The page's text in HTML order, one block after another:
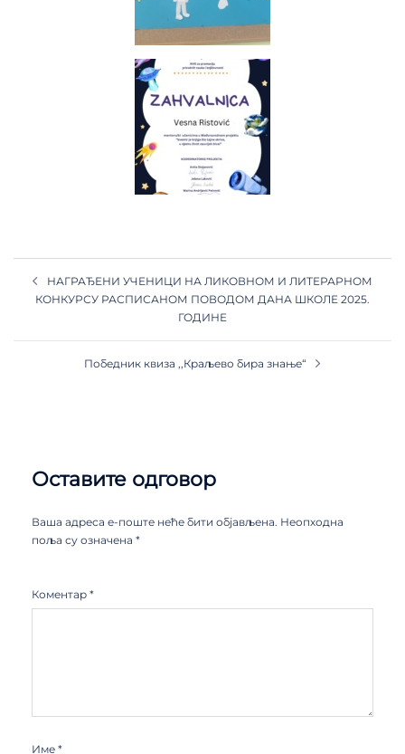
НАГРАЂЕНИ УЧЕНИЦИ НА ЛИКОВНОМ И ЛИТЕРАРНОМ
КОНКУРСУ РАСПИСАНОМ ПОВОДОМ ДАНА ШКОЛЕ 2025.
ГОДИНЕ
Победник квиза ,,Краљево бира знање“
Оставите одговор
Ваша адреса е-поште неће бити објављена. Неопходна
поља су означена *
Коментар *
Име *